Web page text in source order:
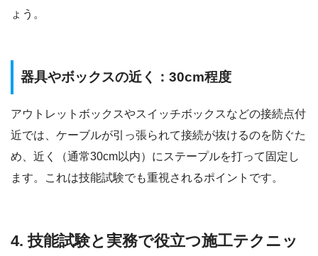
ょう。
器具やボックスの近く：30cm程度
アウトレットボックスやスイッチボックスなどの接続点付
近では、ケーブルが引っ張られて接続が抜けるのを防ぐた
め、近く（通常30cm以内）にステープルを打って固定し
ます。これは技能試験でも重視されるポイントです。
4. 技能試験と実務で役立つ施工テクニッ